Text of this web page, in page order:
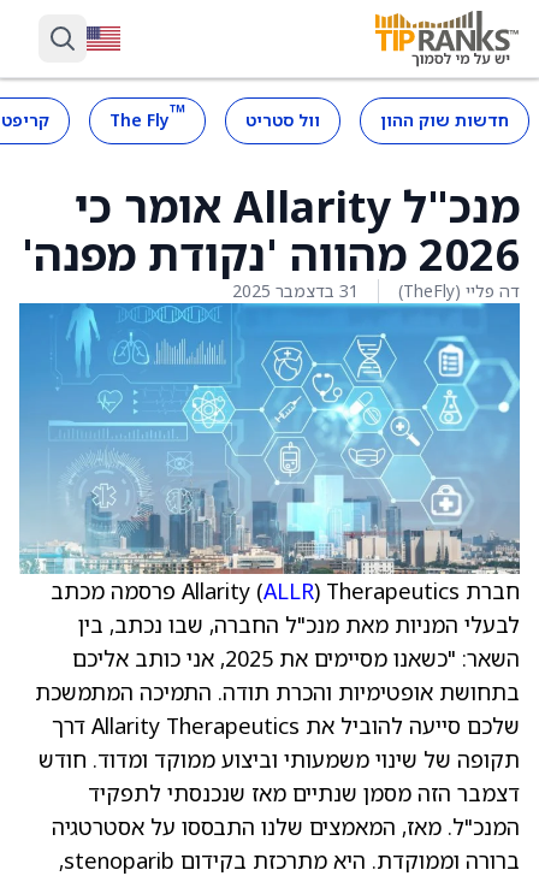
חדשות שוק ההון וול סטריט ™
The Fly
מנכ"ל Allarity אומר כי
2026 מהווה 'נקודת מפנה'
דה פליי (TheFly) 31 בדצמבר 2025
חברת Allarity ( ALLR
) Therapeutics פרסמה מכתב
לבעלי המניות מאת מנכ"ל החברה, שבו נכתב, בין
השאר: "כשאנו מסיימים את 2025, אני כותב אליכם
בתחושת אופטימיות והכרת תודה. התמיכה המתמשכת
שלכם סייעה להוביל את Allarity Therapeutics דרך
תקופה של שינוי משמעותי וביצוע ממוקד ומדוד. חודש
דצמבר הזה מסמן שנתיים מאז שנכנסתי לתפקיד
המנכ"ל. מאז, המאמצים שלנו התבססו על אסטרטגיה
ברורה וממוקדת. היא מתרכזת בקידום stenoparib,